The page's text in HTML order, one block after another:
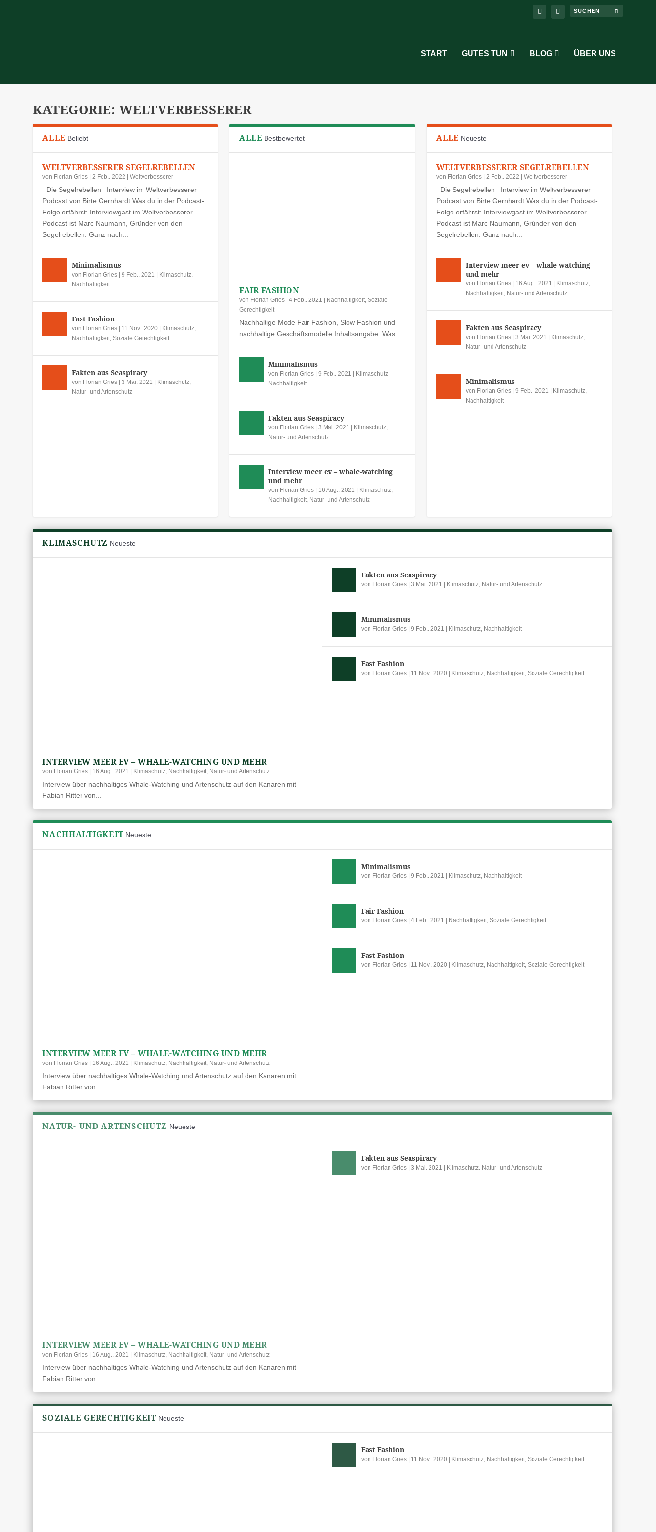
START GUTES TUN BLOG ÜBER UNS
KATEGORIE: WELTVERBESSERER
ALLE Beliebt
WELTVERBESSERER SEGELREBELLEN
von Florian Gries | 2 Feb.. 2022 |Weltverbesserer
Die Segelrebellen Interview im Weltverbesserer
Podcast von Birte Gernhardt Was du in der Podcast-
Folge erfährst: Interviewgast im Weltverbesserer
Podcast ist Marc Naumann, Gründer von den
Segelrebellen. Ganz nach...
Minimalismus
von Florian Gries |9 Feb.. 2021 | Klimaschutz
Nachhaltigkeit
Fast Fashion
von Florian Gries | 11 Nov.. 2020 | Klimaschutz
Nachhaltigkeit ,Soziale Gerechtigkeit
Fakten aus Seaspiracy
von Florian Gries |3 Mai. 2021 | Klimaschutz
Natur- und Artenschutz
ALLE Bestbewertet
FAIR FASHION
von Florian Gries |4 Feb.. 2021 Nachhaltigkeit,Soziale
Gerechtigkeit
Nachhaltige Mode Fair Fashion, Slow Fashion und
nachhaltige Geschäftsmodelle Inhaltsangabe: Was...
Minimalismus
von Florian Gries |9 Feb.. 2021 Klimaschutz,
Nachhaltigkeit
Fakten aus Seaspiracy
von Florian Gries |3 Mai. 2021 Klimaschutz,
Natur- und Artenschutz
Interview meer ev – whale-watching
und mehr
von Florian Gries 16 Aug.. 2021 Klimaschutz,
Nachhaltigkeit, Natur- und Artenschutz
ALLE Neueste
WELTVERBESSERER SEGELREBELLEN
von Florian Gries| 2 Feb.. 2022 | Weltverbesserer
Die Segelrebellen Interview im Weltverbesserer
Podcast von Birte Gernhardt Was du in der Podcast-
Folge erfährst: Interviewgast im Weltverbesserer
Podcast ist Marc Naumann, Gründer von den
Segelrebellen. Ganz nach...
Interview meer ev – whale-watching
und mehr
von Florian Gries| 16 Aug.. 2021 | Klimaschutz,
Nachhaltigkeit, Natur- und Artenschutz
Fakten aus Seaspiracy
von Florian Gries| 3 Mai. 2021 | Klimaschutz,
Natur- und Artenschutz
Minimalismus
von Florian Gries| 9 Feb.. 2021 | Klimaschutz,
Nachhaltigkeit
KLIMASCHUTZ Neueste
INTERVIEW MEER EV – WHALE-WATCHING UND MEHR
von Florian Gries 16 Aug.. 2021 Klimaschutz, Nachhaltigkeit, Natur- und Artenschutz
Interview über nachhaltiges Whale-Watching und Artenschutz auf den Kanaren mit
Fabian Ritter von...
Fakten aus Seaspiracy
von Florian Gries 3 Mai. 2021 Klimaschutz, Natur- und Artenschutz
Minimalismus
von Florian Gries 9 Feb.. 2021 Klimaschutz, Nachhaltigkeit
Fast Fashion
von Florian Gries 11 Nov.. 2020 Klimaschutz, Nachhaltigkeit, Soziale Gerechtigkeit
NACHHALTIGKEIT Neueste
INTERVIEW MEER EV – WHALE-WATCHING UND MEHR
von Florian Gries 16 Aug.. 2021 Klimaschutz, Nachhaltigkeit, Natur- und Artenschutz
Interview über nachhaltiges Whale-Watching und Artenschutz auf den Kanaren mit
Fabian Ritter von...
Minimalismus
von Florian Gries 9 Feb.. 2021 Klimaschutz, Nachhaltigkeit
Fair Fashion
von Florian Gries 4 Feb.. 2021 Nachhaltigkeit, Soziale Gerechtigkeit
Fast Fashion
von Florian Gries 11 Nov.. 2020 Klimaschutz, Nachhaltigkeit, Soziale Gerechtigkeit
NATUR- UND ARTENSCHUTZ Neueste
INTERVIEW MEER EV – WHALE-WATCHING UND MEHR
von Florian Gries | 16 Aug.. 2021 | Klimaschutz, Nachhaltigkeit, Natur- und Artenschutz
Interview über nachhaltiges Whale-Watching und Artenschutz auf den Kanaren mit
Fabian Ritter von...
Fakten aus Seaspiracy
von Florian Gries 3 Mai. 2021 Klimaschutz, Natur- und Artenschutz
SOZIALE GERECHTIGKEIT Neueste
Fast Fashion
von Florian Gries | 11 Nov.. 2020 | Klimaschutz, Nachhaltigkeit, Soziale Gerechtigkeit